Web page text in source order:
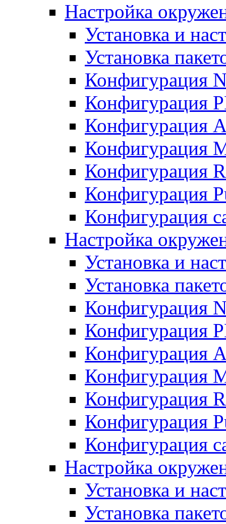
Настройка
Установка и
Установка
Конфигурация
Конфигурация
Конфигурация
Конфигурация
Конфигурация
Конфигурация
Конфигурация
Настройка
Установка и
Установка
Конфигурация
Конфигурация
Конфигурация
Конфигурация
Конфигурация
Конфигурация
Конфигурация
Настройка
Установка и
Установка